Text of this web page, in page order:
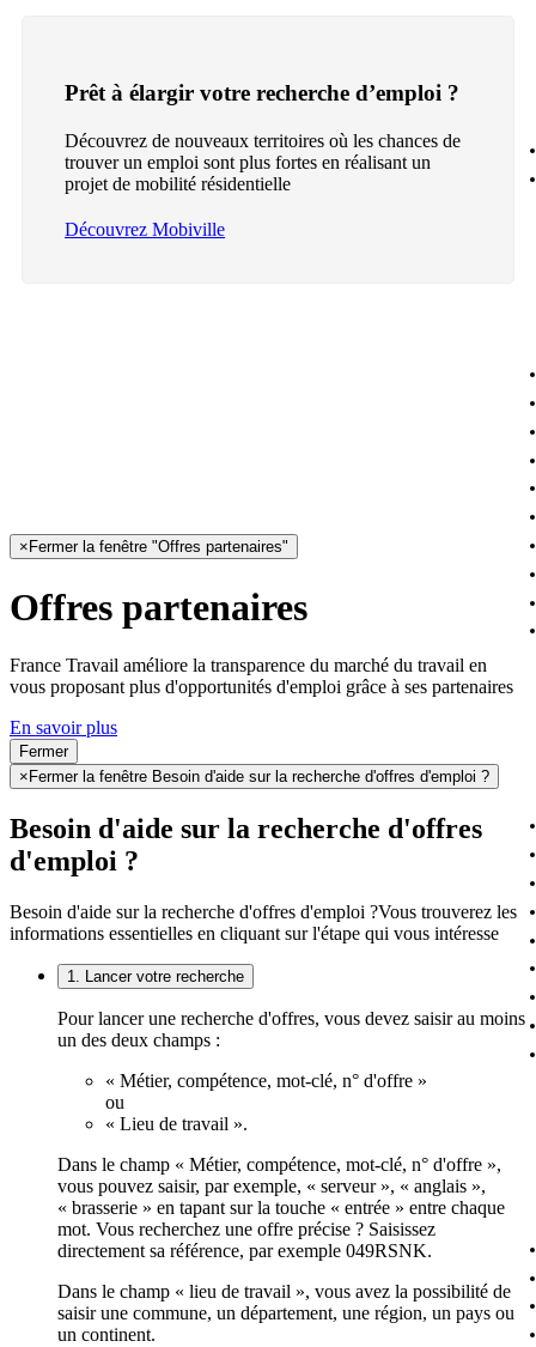
Prêt à élargir votre recherche d’emploi ?
Découvrez de nouveaux territoires où les chances de
trouver un emploi sont plus fortes en réalisant un
projet de mobilité résidentielle
Découvrez Mobiville
× Fermer la fenêtre "Offres partenaires"
Offres partenaires
France Travail améliore la transparence du marché du travail en
vous proposant plus d'opportunités d'emploi grâce à ses partenaires
En savoir plus
Fermer
× Fermer la fenêtre Besoin d'aide sur la recherche d'offres d'emploi ?
Besoin d'aide sur la recherche d'offres
d'emploi ?
Besoin d'aide sur la recherche d'offres d'emploi ?Vous trouverez les
informations essentielles en cliquant sur l'étape qui vous intéresse
1. Lancer votre recherche
Pour lancer une recherche d'offres, vous devez saisir au moins
un des deux champs :
« Métier, compétence, mot-clé, n° d'offre »
ou
« Lieu de travail ».
Dans le champ « Métier, compétence, mot-clé, n° d'offre »,
vous pouvez saisir, par exemple, « serveur », « anglais »,
« brasserie » en tapant sur la touche « entrée » entre chaque
mot. Vous recherchez une offre précise ? Saisissez
directement sa référence, par exemple 049RSNK.
Dans le champ « lieu de travail », vous avez la possibilité de
saisir une commune, un département, une région, un pays ou
un continent.